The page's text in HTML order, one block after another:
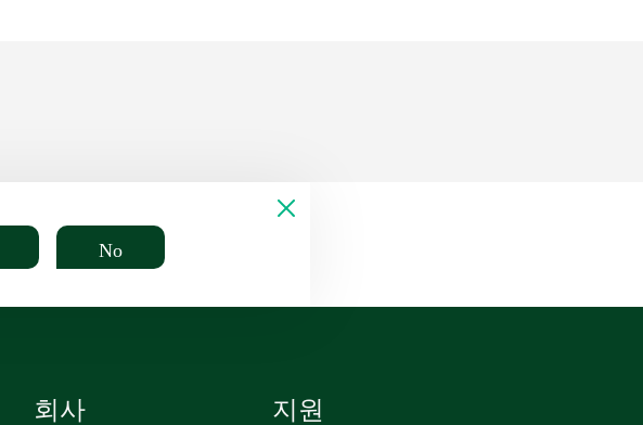
No
회사 지원